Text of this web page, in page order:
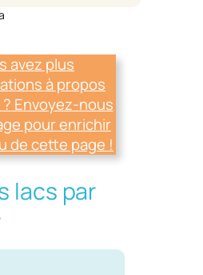
avez plus
à propos
Envoyez-nous
pour enrichir
de cette page !
lacs par